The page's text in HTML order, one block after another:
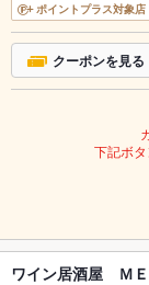
ポイントプラス対象店
クーポンを見る
下記ボ
ワイン居酒屋 Ｍ